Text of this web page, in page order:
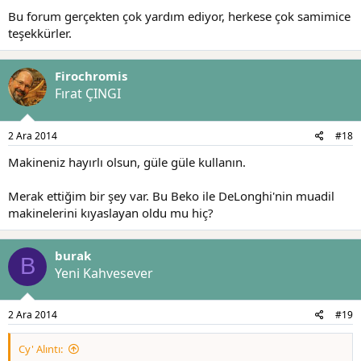
Bu forum gerçekten çok yardım ediyor, herkese çok samimice
teşekkürler.
Firochromis
Fırat ÇINGI
2 Ara 2014 #18
Makineniz hayırlı olsun, güle güle kullanın.
Merak ettiğim bir şey var. Bu Beko ile DeLonghi'nin muadil
makinelerini kıyaslayan oldu mu hiç?
B burak
Yeni Kahvesever
2 Ara 2014 #19
Cy' Alıntı: